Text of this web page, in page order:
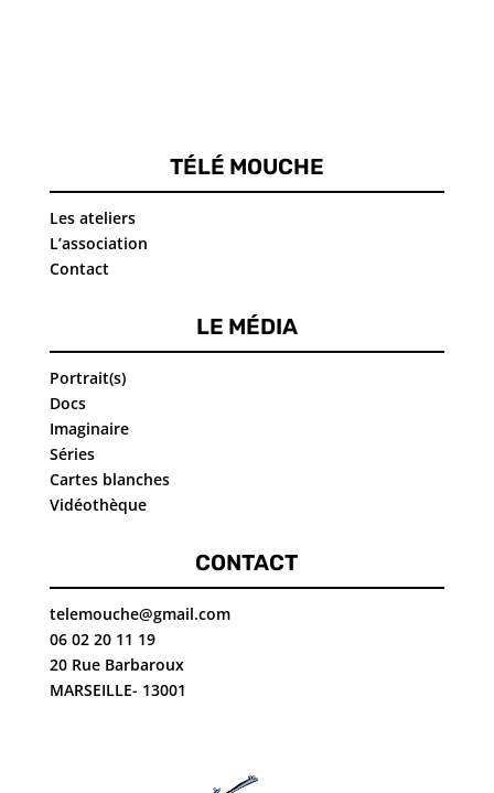
TÉLÉ MOUCHE
Les ateliers
L’association
Contact
LE MÉDIA
Portrait(s)
Docs
Imaginaire
Séries
Cartes blanches
Vidéothèque
CONTACT
telemouche@gmail.com
06 02 20 11 19
20 Rue Barbaroux
MARSEILLE- 13001